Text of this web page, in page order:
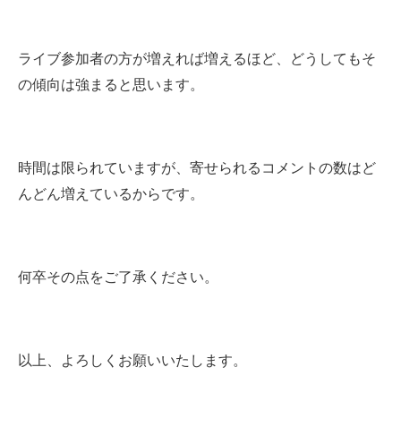
ライブ参加者の方が増えれば増えるほど、どうしてもそ
の傾向は強まると思います。
時間は限られていますが、寄せられるコメントの数はど
んどん増えているからです。
何卒その点をご了承ください。
以上、よろしくお願いいたします。